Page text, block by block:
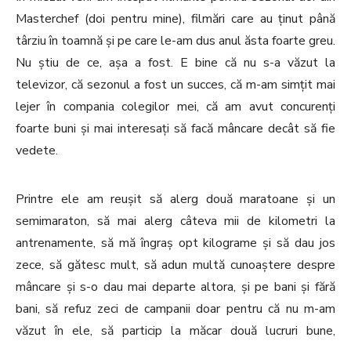
Masterchef (doi pentru mine), filmări care au ținut până
târziu în toamnă și pe care le-am dus anul ăsta foarte greu.
Nu știu de ce, așa a fost. E bine că nu s-a văzut la
televizor, că sezonul a fost un succes, că m-am simțit mai
lejer în compania colegilor mei, că am avut concurenți
foarte buni și mai interesați să facă mâncare decât să fie
vedete.
Printre ele am reușit să alerg două maratoane și un
semimaraton, să mai alerg câteva mii de kilometri la
antrenamente, să mă îngraș opt kilograme și să dau jos
zece, să gătesc mult, să adun multă cunoaștere despre
mâncare și s-o dau mai departe altora, și pe bani și fără
bani, să refuz zeci de campanii doar pentru că nu m-am
văzut în ele, să particip la măcar două lucruri bune,